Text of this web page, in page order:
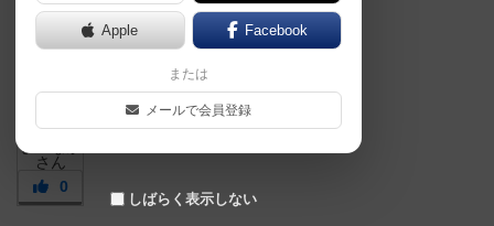
まつなが
0
Apple Facebook
または
メールで会員登録
しばらく表示しない